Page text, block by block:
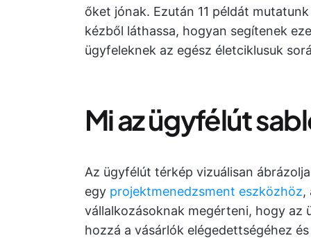
őket jónak. Ezután 11 példát
kézből láthassa, hogyan segítenek
ügyfeleknek az egész életciklusuk
Mi az ügyfélút
Az ügyfélút térkép vizuálisan
egy projektmenedzsment eszközhöz,
vállalkozásoknak megérteni, hogy az
hozzá a vásárlók elégedettségéhez